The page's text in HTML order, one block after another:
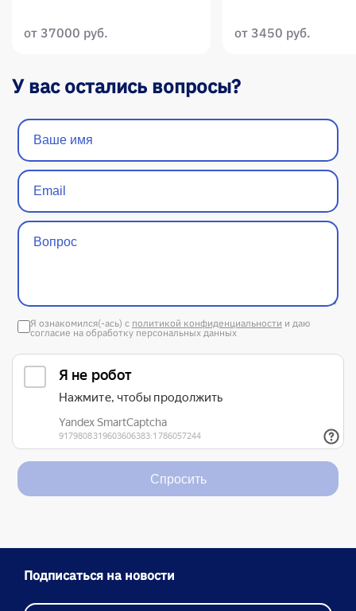
от 37000 руб. от 3450 руб.
У вас остались вопросы?
Я ознакомился(-ась) с политикой конфиденциальности и даю
согласие на обработку персональных данных
Спросить
Подписаться на новости